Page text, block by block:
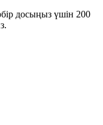
досыңыз үшін 200